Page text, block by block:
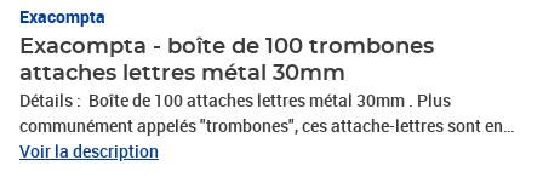
Exacompta
Exacompta - boîte de 100 trombones
attaches lettres métal 30mm
Détails : Boîte de 100 attaches lettres métal 30mm . Plus
communément appelés "trombones", ces attache-lettres sont en
métal argenté. Idéal pour relier les documents non perforés. Livré
Voir la description